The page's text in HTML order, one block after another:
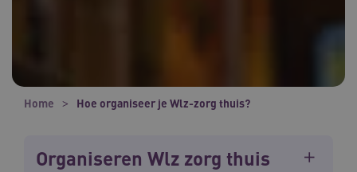
Home Hoe organiseer je Wlz-zorg thuis?
Organiseren Wlz zorg thuis